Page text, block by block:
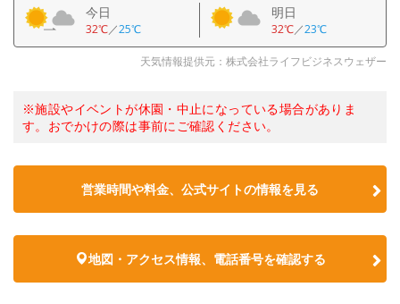
今日
32℃／25℃
明日
32℃／23℃
天気情報提供元：株式会社ライフビジネスウェザー
※施設やイベントが休園・中止になっている場合がありま
す。おでかけの際は事前にご確認ください。
営業時間や料金、公式サイトの情報を見る
地図・アクセス情報、電話番号を確認する